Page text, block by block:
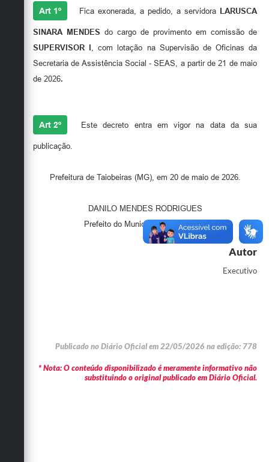
Contato
Secretarias
Art 1º Fica exonerada, a pedido, a servidora LARUSCA
SINARA MENDES do cargo de provimento em comissão de
SUPERVISOR I , com lotação na Supervisão de Oficinas da
Secretaria de Assistência Social - SEAS, a partir de 21 de maio
de 2026.
Art 2º Este decreto entra em vigor na data da sua
publicação.
Prefeitura de Taiobeiras (MG), em 20 de maio de 2026.
DANILO MENDES RODRIGUES
Prefeito do Município de Taiobeiras
Autor
Executivo
Publicado no Diário Oficial em 22/05/2026 na edição: 778
* Nota: O conteúdo disponibilizado é meramente informativo não
substituindo o original publicado em Diário Oficial.